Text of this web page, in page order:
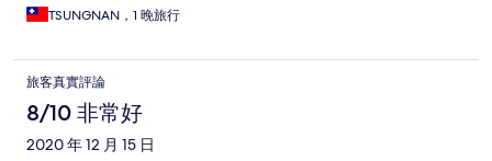
TSUNGNAN，1 晚旅行
旅客真實評論
8/10 非常好
2020 年 12 月 15 日